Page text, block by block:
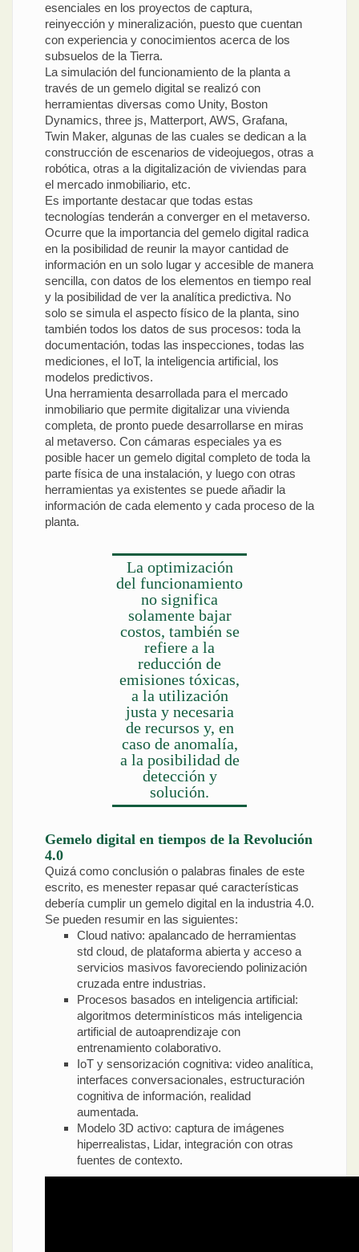
esenciales en los proyectos de captura,
reinyección y mineralización, puesto que cuentan
con experiencia y conocimientos acerca de los
subsuelos de la Tierra.
La simulación del funcionamiento de la planta a
través de un gemelo digital se realizó con
herramientas diversas como Unity, Boston
Dynamics, three js, Matterport, AWS, Grafana,
Twin Maker, algunas de las cuales se dedican a la
construcción de escenarios de videojuegos, otras a
robótica, otras a la digitalización de viviendas para
el mercado inmobiliario, etc.
Es importante destacar que todas estas
tecnologías tenderán a converger en el metaverso.
Ocurre que la importancia del gemelo digital radica
en la posibilidad de reunir la mayor cantidad de
información en un solo lugar y accesible de manera
sencilla, con datos de los elementos en tiempo real
y la posibilidad de ver la analítica predictiva. No
solo se simula el aspecto físico de la planta, sino
también todos los datos de sus procesos: toda la
documentación, todas las inspecciones, todas las
mediciones, el IoT, la inteligencia artificial, los
modelos predictivos.
Una herramienta desarrollada para el mercado
inmobiliario que permite digitalizar una vivienda
completa, de pronto puede desarrollarse en miras
al metaverso. Con cámaras especiales ya es
posible hacer un gemelo digital completo de toda la
parte física de una instalación, y luego con otras
herramientas ya existentes se puede añadir la
información de cada elemento y cada proceso de la
planta.
La optimización
del funcionamiento
no significa
solamente bajar
costos, también se
refiere a la
reducción de
emisiones tóxicas,
a la utilización
justa y necesaria
de recursos y, en
caso de anomalía,
a la posibilidad de
detección y
solución.
Gemelo digital en tiempos de la Revolución
4.0
Quizá como conclusión o palabras finales de este
escrito, es menester repasar qué características
debería cumplir un gemelo digital en la industria 4.0.
Se pueden resumir en las siguientes:
Cloud nativo: apalancado de herramientas
std cloud, de plataforma abierta y acceso a
servicios masivos favoreciendo polinización
cruzada entre industrias.
Procesos basados en inteligencia artificial:
algoritmos determinísticos más inteligencia
artificial de autoaprendizaje con
entrenamiento colaborativo.
IoT y sensorización cognitiva: video analítica,
interfaces conversacionales, estructuración
cognitiva de información, realidad
aumentada.
Modelo 3D activo: captura de imágenes
hiperrealistas, Lidar, integración con otras
fuentes de contexto.